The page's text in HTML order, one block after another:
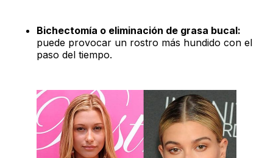
Bichectomía o eliminación de grasa bucal:
puede provocar un rostro más hundido con el
paso del tiempo.